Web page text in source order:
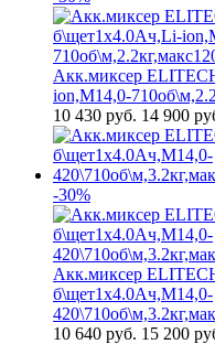
Акк.миксер
ion,М14,0-
10 430 руб. 14 900
-30%
Акк.миксер
б\щет1х4.0Ач,М14,0-
10 640 руб. 15 200